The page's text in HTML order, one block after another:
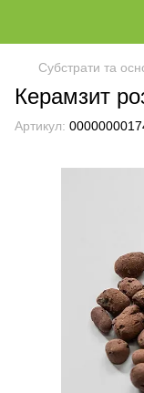
Субстрати та
Керамзит
Артикул: